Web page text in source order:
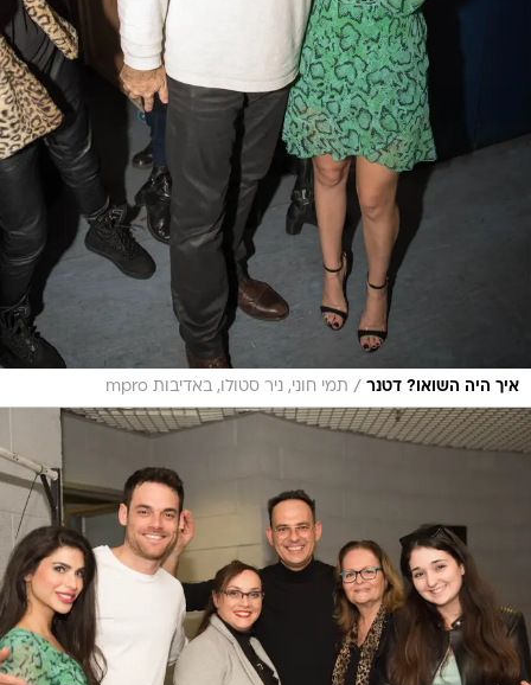
איך היה השואו? דטנר / תמי חוני, ניר סטולו, באדיבות mpro